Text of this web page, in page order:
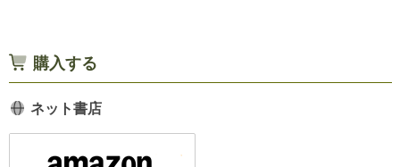
購入する
ネット書店